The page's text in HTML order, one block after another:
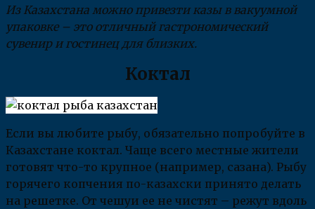
Из Казахстана можно привезти казы в вакуумной
упаковке – это отличный гастрономический
сувенир и гостинец для близких.
Коктал
Если вы любите рыбу, обязательно попробуйте в
Казахстане коктал. Чаще всего местные жители
готовят что-то крупное (например, сазана). Рыбу
горячего копчения по-казахски принято делать
на решетке. От чешуи ее не чистят – режут вдоль